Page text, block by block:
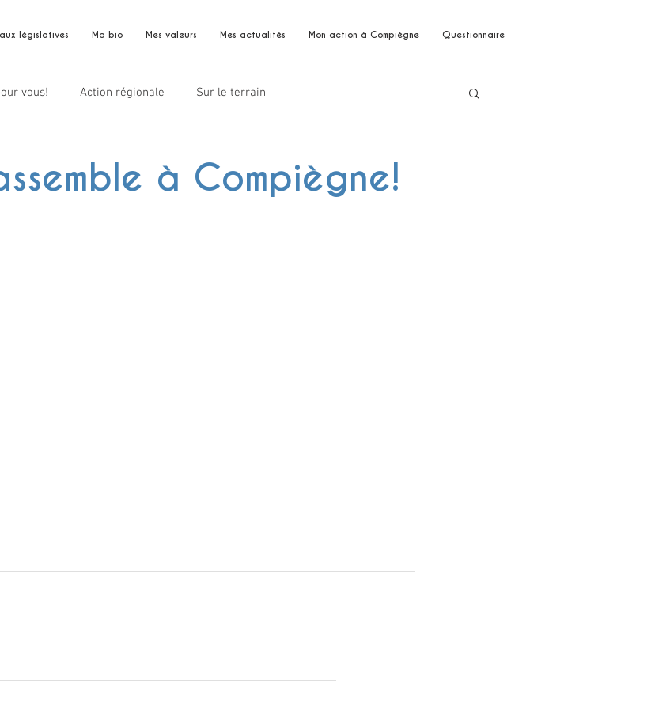
législatives Ma bio Mes valeurs Mes actualités Mon action à Compiègne Questionnaire
vous! Action régionale Sur le terrain
à Compiègne!